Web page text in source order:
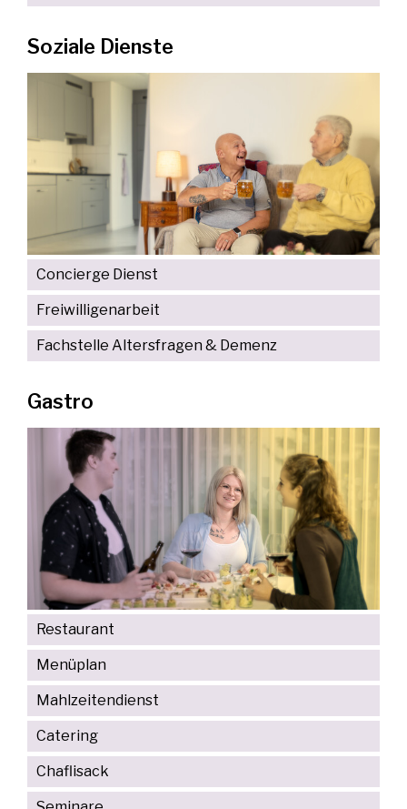
Soziale Dienste
Concierge Dienst
Freiwilligenarbeit
Fachstelle Altersfragen & Demenz
Gastro
Restaurant
Menüplan
Mahlzeitendienst
Catering
Chaflisack